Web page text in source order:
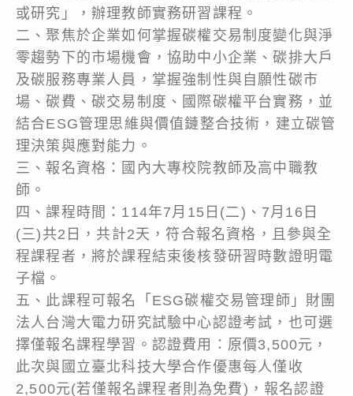
或研究」，辦理教師實務研習課程。
二、聚焦於企業如何掌握碳權交易制度變化與淨
零趨勢下的市場機會，協助中小企業、碳排大戶
及碳服務專業人員，掌握強制性與自願性碳市
場、碳費、碳交易制度、國際碳權平台實務，並
結合ESG管理思維與價值鏈整合技術，建立碳管
理決策與應對能力。
三、報名資格：國內大專校院教師及高中職教
師。
四、課程時間：114年7月15日(二)、7月16日
(三)共2日，共計2天，符合報名資格，且參與全
程課程者，將於課程結束後核發研習時數證明電
子檔。
五、此課程可報名「ESG碳權交易管理師」財團
法人台灣大電力研究試驗中心認證考試，也可選
擇僅報名課程學習。認證費用：原價3,500元，
此次與國立臺北科技大學合作優惠每人僅收
2,500元(若僅報名課程者則為免費)，報名認證